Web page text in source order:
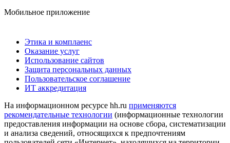
Мобильное приложение
Этика и комплаенс
Оказание услуг
Использование сайтов
Защита персональных данных
Пользовательское соглашение
ИТ аккредитация
На информационном ресурсе hh.ru применяются
рекомендательные технологии (информационные технологии
предоставления информации на основе сбора, систематизации
и анализа сведений, относящихся к предпочтениям